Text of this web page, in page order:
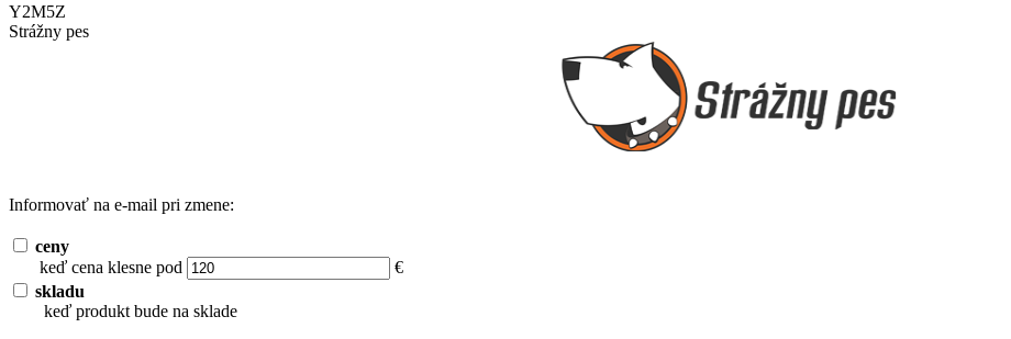
Y2M5Z
Strážny pes
Informovať na e-mail pri zmene:
ceny
keď cena klesne pod
€
skladu
keď produkt bude na sklade